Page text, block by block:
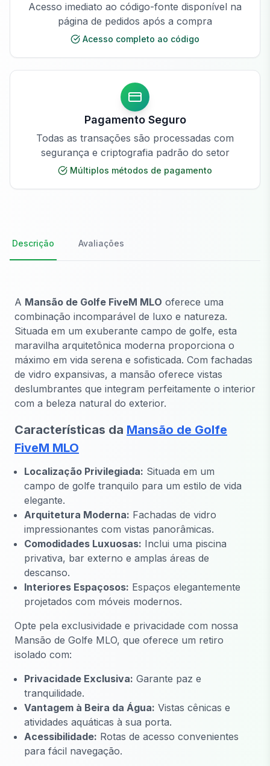
Acesso imediato ao código-fonte disponível na
página de pedidos após a compra
Acesso completo ao código
Pagamento Seguro
Todas as transações são processadas com
segurança e criptografia padrão do setor
Múltiplos métodos de pagamento
Descrição Avaliações
A Mansão de Golfe FiveM MLO oferece uma
combinação incomparável de luxo e natureza.
Situada em um exuberante campo de golfe, esta
maravilha arquitetônica moderna proporciona o
máximo em vida serena e sofisticada. Com fachadas
de vidro expansivas, a mansão oferece vistas
deslumbrantes que integram perfeitamente o interior
com a beleza natural do exterior.
Características da Mansão de Golfe
FiveM MLO
Localização Privilegiada: Situada em um
campo de golfe tranquilo para um estilo de vida
elegante.
Arquitetura Moderna: Fachadas de vidro
impressionantes com vistas panorâmicas.
Comodidades Luxuosas: Inclui uma piscina
privativa, bar externo e amplas áreas de
descanso.
Interiores Espaçosos: Espaços elegantemente
projetados com móveis modernos.
Opte pela exclusividade e privacidade com nossa
Mansão de Golfe MLO, que oferece um retiro
isolado com:
Privacidade Exclusiva: Garante paz e
tranquilidade.
Vantagem à Beira da Água: Vistas cênicas e
atividades aquáticas à sua porta.
Acessibilidade: Rotas de acesso convenientes
para fácil navegação.